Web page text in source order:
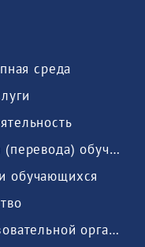
среда
Вакантные места для приема (перевода) обучающихся
обучающихся
Организация питания в образовательной организации